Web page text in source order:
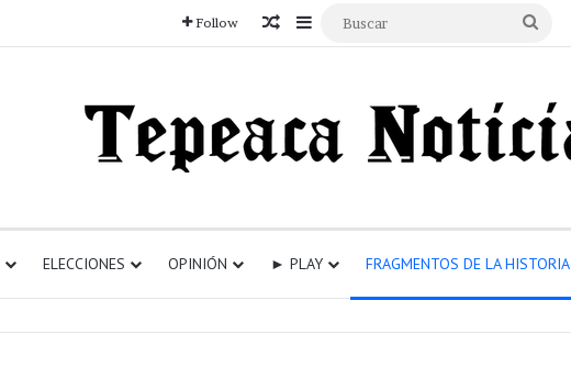
Follow Articulo aleatorio
Sidebar
ELECCIONES OPINIÓN ► PLAY FRAGMENTOS DE LA HISTORIA